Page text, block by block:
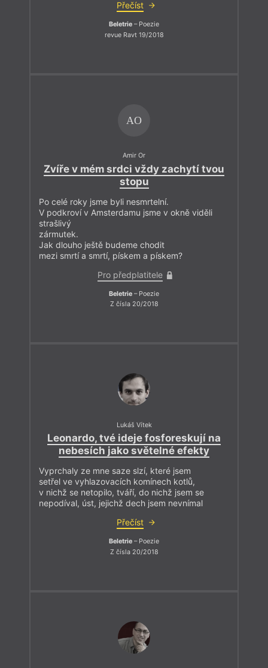
Přečíst
Beletrie – Poezie
revue Ravt 19/2018
AO
Amir Or
Zvíře v mém srdci vždy zachytí tvou
stopu
Po celé roky jsme byli nesmrtelní.
V podkroví v Amsterdamu jsme v okně viděli
strašlivý
zármutek.
Jak dlouho ještě budeme chodit
mezi smrtí a smrtí, pískem a pískem?
Pro předplatitele
Beletrie – Poezie
Z čísla 20/2018
Lukáš Vítek
Leonardo, tvé ideje fosforeskují na
nebesích jako světelné efekty
Vyprchaly ze mne saze slzí, které jsem
setřel ve vyhlazovacích komínech kotlů,
v nichž se netopilo, tváří, do nichž jsem se
nepodíval, úst, jejichž dech jsem nevnímal
Přečíst
Beletrie – Poezie
Z čísla 20/2018